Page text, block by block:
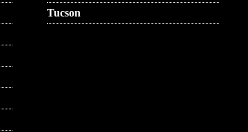
Tucson